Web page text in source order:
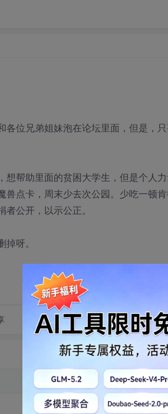
位兄弟姐妹泡在论坛里面，但是，
帮助里面的贫困大学生，但是个人
点卡，周末少去次公园。少吃一顿
公开，以示公正。
呀。
转发到动态 举报